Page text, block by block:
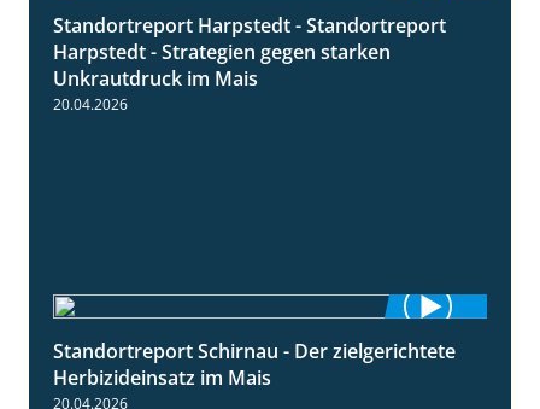
9:11
Standortreport Harpstedt - Standortreport
Harpstedt - Strategien gegen starken
Unkrautdruck im Mais
20.04.2026
9:27
Standortreport Schirnau - Der zielgerichtete
Herbizideinsatz im Mais
20.04.2026